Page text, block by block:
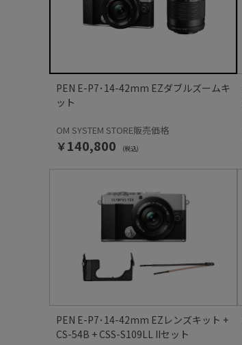
PEN E-P7･14-42mm EZダブルズームキ
ット
OM SYSTEM STORE販売価格
￥140,800 (税込)
PEN E-P7･14-42mm EZレンズキット +
CS-54B + CSS-S109LL IIセット